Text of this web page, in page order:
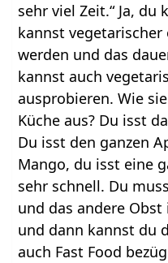
sehr viel Zeit.“ Ja,
kannst
werden und das
kannst auch
ausprobieren. Wie
Küche aus? Du isst
Du isst den ganzen
Mango, du isst eine
sehr schnell. Du
und das andere
und dann kannst du
auch Fast Food